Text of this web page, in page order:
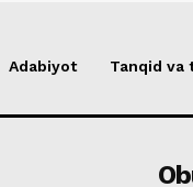
Adabiyot Tanqid va